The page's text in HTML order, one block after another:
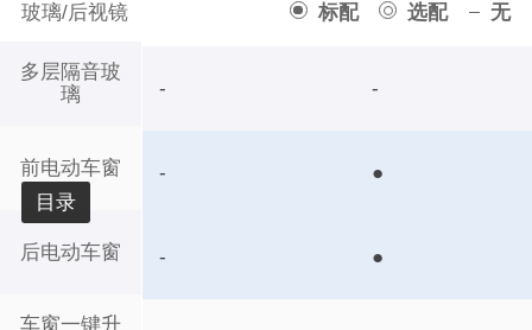
玻璃/后视镜 标配 选配 无
多层隔音玻
璃
前电动车窗
后电动车窗
车窗一键升
- -
- ●
- ●
目录